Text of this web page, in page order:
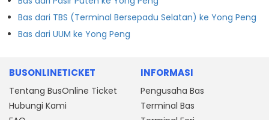
Bas dari TBS (Terminal Bersepadu Selatan) ke Yong Peng
Bas dari UUM ke Yong Peng
BUSONLINETICKET
Tentang BusOnline Ticket
Hubungi Kami
INFORMASI
Pengusaha Bas
Terminal Bas